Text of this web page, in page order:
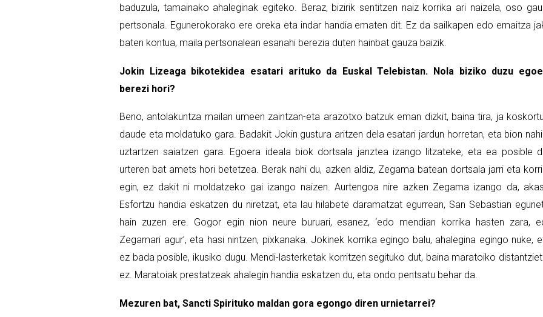
baduzula, tamainako ahaleginak egiteko. Beraz, bizirik sentitzen naiz korrika ari naizela, oso
pertsonala. Egunerokorako ere oreka eta indar handia ematen dit. Ez da sailkapen edo emaitza
baten kontua, maila pertsonalean esanahi berezia duten hainbat gauza baizik.
Jokin Lizeaga bikotekidea esatari arituko da Euskal Telebistan. Nola biziko duzu
berezi hori?
Beno, antolakuntza mailan umeen zaintzan-eta arazotxo batzuk eman dizkit, baina tira, ja
daude eta moldatuko gara. Badakit Jokin gustura aritzen dela esatari jardun horretan, eta bion
uztartzen saiatzen gara. Egoera ideala biok dortsala janztea izango litzateke, eta ea posible
urteren bat amets hori betetzea. Berak nahi du, azken aldiz, Zegama batean dortsala jarri eta
egin, ez dakit ni moldatzeko gai izango naizen. Aurtengoa nire azken Zegama izango da,
Esfortzu handia eskatzen du niretzat, eta lau hilabete daramatzat egurrean, San Sebastian
hain zuzen ere. Gogor egin nion neure buruari, esanez, ‘edo mendian korrika hasten zara,
Zegamari agur’, eta hasi nintzen, pixkanaka. Jokinek korrika egingo balu, ahalegina egingo nuke,
ez bada posible, ikusiko dugu. Mendi-lasterketak korritzen segituko dut, baina maratoiko
ez. Maratoiak prestatzeak ahalegin handia eskatzen du, eta ondo pentsatu behar da.
Mezuren bat, Sancti Spirituko maldan gora egongo diren urnietarrei?